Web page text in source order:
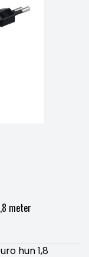
meter
hun 1,8